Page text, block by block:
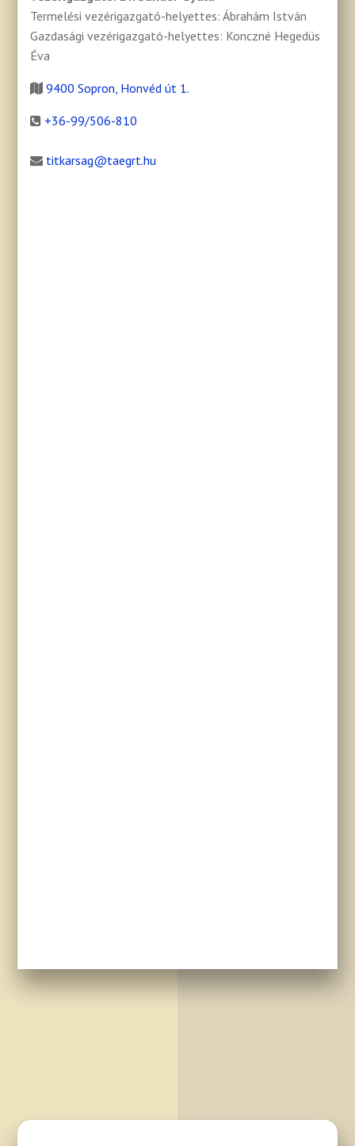
Termelési vezérigazgató-helyettes: Ábrahám István
Gazdasági vezérigazgató-helyettes: Konczné Hegedüs
Éva
9400 Sopron, Honvéd út 1.
+36-99/506-810
titkarsag@taegrt.hu